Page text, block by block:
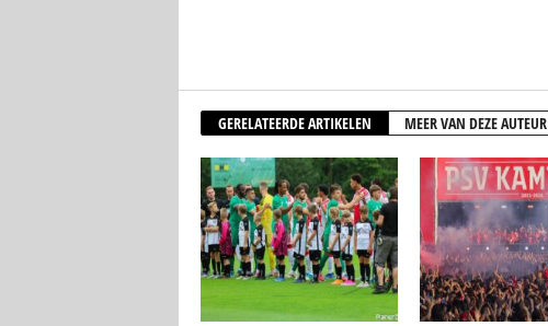
GERELATEERDE ARTIKELEN MEER VAN DEZE AUTEUR